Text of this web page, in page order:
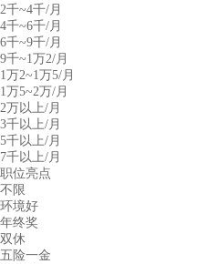
2千~4千/月
4千~6千/月
6千~9千/月
9千~1万2/月
1万2~1万5/月
1万5~2万/月
2万以上/月
3千以上/月
5千以上/月
7千以上/月
职位亮点
不限
环境好
年终奖
双休
五险一金